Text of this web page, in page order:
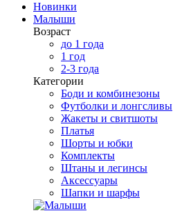
Новинки
Малыши
Возраст
до 1 года
1 год
2-3 года
Категории
Боди и комбинезоны
Футболки и лонгсливы
Жакеты и свитшоты
Платья
Шорты и юбки
Комплекты
Штаны и легинсы
Аксессуары
Шапки и шарфы